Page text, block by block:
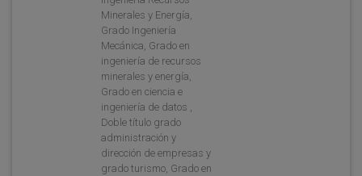
Minerales y Energía,
Grado Ingeniería
Mecánica, Grado en
ingeniería de recursos
minerales y energía,
Grado en ciencia e
ingeniería de datos ,
Doble título grado
administración y
dirección de empresas y
grado turismo, Grado en